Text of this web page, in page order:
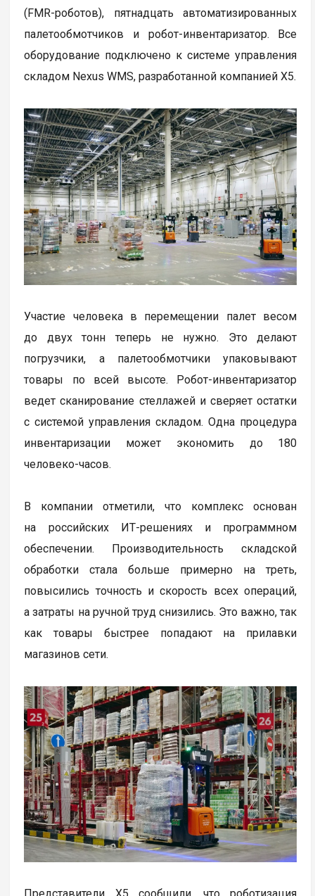
(FMR-роботов), пятнадцать автоматизированных
палетообмотчиков и робот-инвентаризатор. Все
оборудование подключено к системе управления
складом Nexus WMS, разработанной компанией Х5.
Участие человека в перемещении палет весом
до двух тонн теперь не нужно. Это делают
погрузчики, а палетообмотчики упаковывают
товары по всей высоте. Робот-инвентаризатор
ведет сканирование стеллажей и сверяет остатки
с системой управления складом. Одна процедура
инвентаризации может экономить до 180
человеко-часов.
В компании отметили, что комплекс основан
на российских ИТ-решениях и программном
обеспечении. Производительность складской
обработки стала больше примерно на треть,
повысились точность и скорость всех операций,
а затраты на ручной труд снизились. Это важно, так
как товары быстрее попадают на прилавки
магазинов сети.